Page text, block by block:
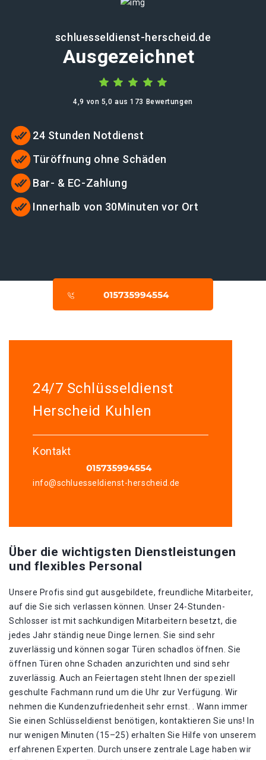
schluesseldienst-herscheid.de
Ausgezeichnet
4,9 von 5,0 aus 173 Bewertungen
24 Stunden Notdienst
Türöffnung ohne Schäden
Bar- & EC-Zahlung
Innerhalb von 30Minuten vor Ort
24/7 Schlüsseldienst
Herscheid Kuhlen
Kontakt
info@schluesseldienst-herscheid.de
Über die wichtigsten Dienstleistungen
und flexibles Personal
Unsere Profis sind gut ausgebildete, freundliche Mitarbeiter,
auf die Sie sich verlassen können. Unser 24-Stunden-
Schlosser ist mit sachkundigen Mitarbeitern besetzt, die
jedes Jahr ständig neue Dinge lernen. Sie sind sehr
zuverlässig und können sogar Türen schadlos öffnen. Sie
öffnen Türen ohne Schaden anzurichten und sind sehr
zuverlässig. Auch an Feiertagen steht Ihnen der speziell
geschulte Fachmann rund um die Uhr zur Verfügung. Wir
nehmen die Kundenzufriedenheit sehr ernst. . Wann immer
Sie einen Schlüsseldienst benötigen, kontaktieren Sie uns! In
nur wenigen Minuten (15–25) erhalten Sie Hilfe von unserem
erfahrenen Experten. Durch unsere zentrale Lage haben wir